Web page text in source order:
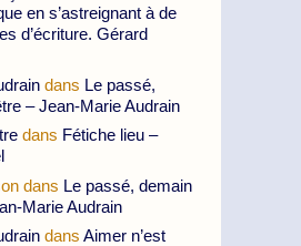
en s’astreignant à de
d’écriture. Gérard
dans Le passé,
– Jean-Marie Audrain
dans Fétiche lieu –
dans Le passé, demain
Marie Audrain
dans Aimer n’est